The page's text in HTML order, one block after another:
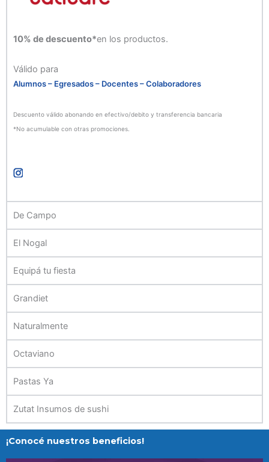
10% de descuento*en los productos.
Válido para
Alumnos – Egresados – Docentes – Colaboradores
Descuento válido abonando en efectivo/debito y transferencia bancaria
*No acumulable con otras promociones.
De Campo
El Nogal
Equipá tu fiesta
Grandiet
Naturalmente
Octaviano
Pastas Ya
Zutat Insumos de sushi
¡Conocé nuestros beneficios!